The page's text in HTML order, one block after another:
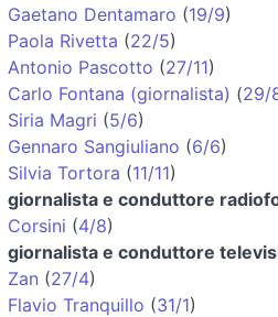
Gaetano Dentamaro (19/9)
Paola Rivetta (22/5)
Antonio Pascotto (27/11)
Carlo Fontana (giornalista) (29/
Siria Magri (5/6)
Gennaro Sangiuliano (6/6)
Silvia Tortora (11/11)
giornalista e conduttore
Corsini (4/8)
giornalista e conduttore
Zan (27/4)
Flavio Tranquillo (31/1)